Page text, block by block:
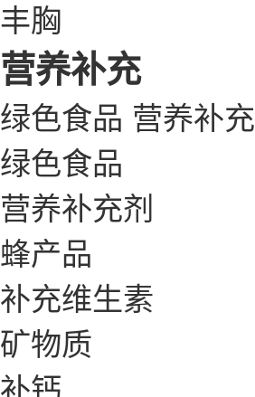
丰胸
营养补充
绿色食品 营养补充
绿色食品
营养补充剂
蜂产品
补充维生素
矿物质
补钙